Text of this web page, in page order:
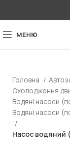
МЕНЮ
Головна
Охолодження
Водяні насоси
Водяні насоси
Насос водяний